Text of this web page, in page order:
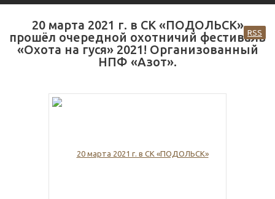
20 марта 2021 г. в СК «ПОДОЛЬСК»
прошёл очередной охотничий фестиваль
«Охота на гуся» 2021! Организованный
НПФ «Азот».
RSS